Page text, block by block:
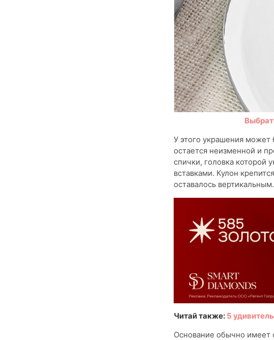
У этого украшения может
остается неизменной и
спички, головка
вставками. Кулон
оставалось вертикальным.
Читай также: 5
Основание обычно имеет